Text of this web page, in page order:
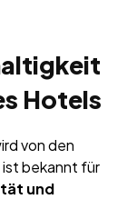
Hotels
von den
bekannt für
und